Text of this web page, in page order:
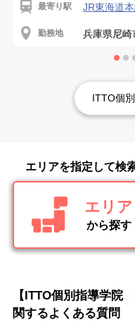
最寄り駅 JR東海道
勤務地 兵庫県尼
ITTO個
エリアを指定して検
エリア
から探す
【ITTO個別指導学
関するよくある質問